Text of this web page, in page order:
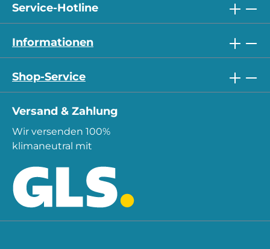
Service-Hotline
Informationen
Shop-Service
Versand & Zahlung
Wir versenden 100%
klimaneutral mit